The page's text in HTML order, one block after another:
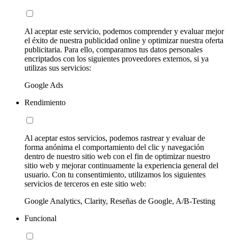
Al aceptar este servicio, podemos comprender y evaluar mejor
el éxito de nuestra publicidad online y optimizar nuestra oferta
publicitaria. Para ello, comparamos tus datos personales
encriptados con los siguientes proveedores externos, si ya
utilizas sus servicios:
Google Ads
Rendimiento
Al aceptar estos servicios, podemos rastrear y evaluar de
forma anónima el comportamiento del clic y navegación
dentro de nuestro sitio web con el fin de optimizar nuestro
sitio web y mejorar continuamente la experiencia general del
usuario. Con tu consentimiento, utilizamos los siguientes
servicios de terceros en este sitio web:
Google Analytics, Clarity, Reseñas de Google, A/B-Testing
Funcional